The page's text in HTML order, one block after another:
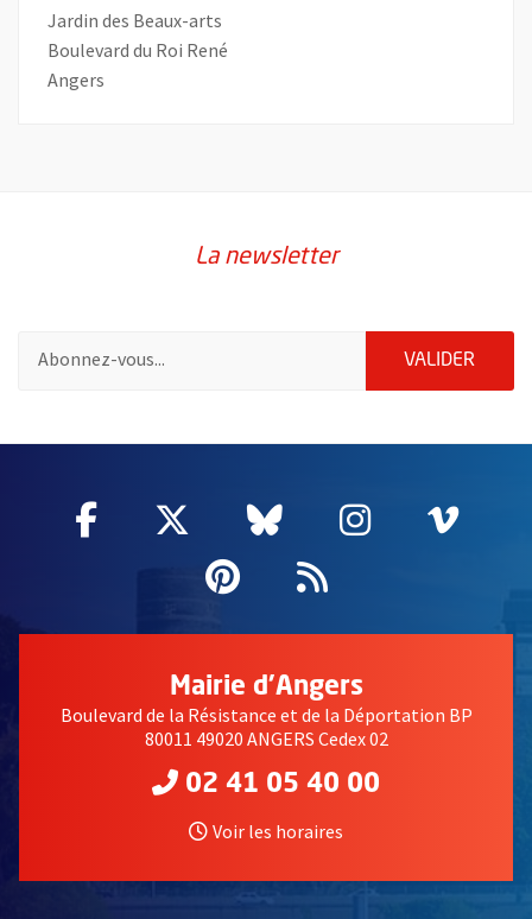
Jardin des Beaux-arts
Boulevard du Roi René
Angers
La newsletter
VALIDER
Facebook
, Ouvre une nouvelle fenêtre
Twitter
, Ouvre une nouvelle
Bluesky
, Ouvre une
Instagram
, Ouvre
,
Pinterest
, Ouvre une
Flux RSS
Mairie d'Angers
Boulevard de la Résistance et de la Déportation BP
80011 49020 ANGERS Cedex 02
02 41 05 40 00
Voir les horaires